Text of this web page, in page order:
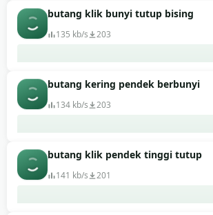
butang klik bunyi tutup bising
135 kb/s 203
butang kering pendek berbunyi
134 kb/s 203
butang klik pendek tinggi tutup
141 kb/s 201